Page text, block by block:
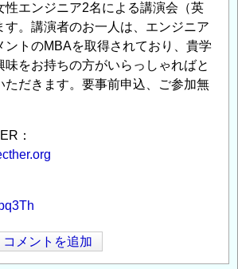
性エンジニア2名による講演会（英
す。講演者のお一人は、エンジニア
ントのMBAを取得されており、貴学
味をお持ちの方がいらっしゃればと
ただきます。要事前申込、ご参加無
：
コメントを追加